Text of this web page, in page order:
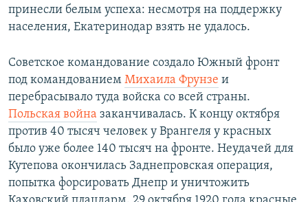
принесли белым успеха: несмотря на поддержку
населения, Екатеринодар взять не удалось.
Советское командование создало Южный фронт
под командованием Михаила Фрунзе и
перебрасывало туда войска со всей страны.
Польская война заканчивалась. К концу октября
против 40 тысяч человек у Врангеля у красных
было уже более 140 тысяч на фронте. Неудачей для
Кутепова окончилась Заднепровская операция,
попытка форсировать Днепр и уничтожить